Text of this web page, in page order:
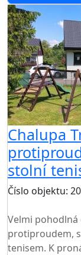
Chalupa
stolní
Číslo objektu:
Velmi pohodlná
protiproudem,
tenisem. K